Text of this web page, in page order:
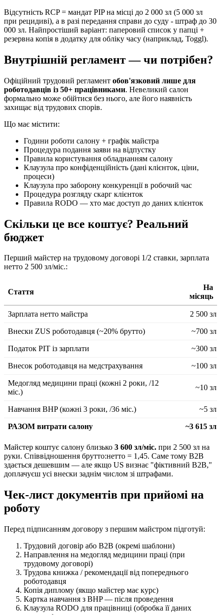
Відсутність RCP = мандат PIP на місці до 2 000 зл (5 000 зл
при рецидиві), а в разі передання справи до суду - штраф до 30
000 зл. Найпростіший варіант: паперовий список у папці +
резервна копія в додатку для обліку часу (наприклад, Toggl).
Внутрішній регламент — чи потрібен?
Офіційний трудовий регламент обов'язковий лише для
роботодавців із 50+ працівниками. Невеликий салон
формально може обійтися без нього, але його наявність
захищає від трудових спорів.
Що має містити:
Години роботи салону + графік майстра
Процедура подання заяви на відпустку
Правила користування обладнанням салону
Клаузула про конфіденційність (дані клієнток, ціни,
процеси)
Клаузула про заборону конкуренції в робочий час
Процедура розгляду скарг клієнток
Правила RODO — хто має доступ до даних клієнток
Скільки це все коштує? Реальний
бюджет
Перший майстер на трудовому договорі 1/2 ставки, зарплата
нетто 2 500 зл/міс.:
Стаття
На
місяць
Зарплата нетто майстра 2 500 зл
Внески ZUS роботодавця (~20% брутто) ~700 зл
Податок PIT із зарплати ~300 зл
Внесок роботодавця на медстрахування ~100 зл
Медогляд медицини праці (кожні 2 роки, /12
міс.)
~10 зл
Навчання BHP (кожні 3 роки, /36 міс.) ~5 зл
РАЗОМ витрати салону ~3 615 зл
Майстер коштує салону близько 3 600 зл/міс. при 2 500 зл на
руки. Співвідношення брутто:нетто = 1,45. Саме тому B2B
здається дешевшим — але якщо US визнає "фіктивний B2B,"
доплачуєш усі внески заднім числом зі штрафами.
Чек-лист документів при прийомі на
роботу
Перед підписанням договору з першим майстром підготуй:
Трудовий договір або B2B (окремі шаблони)
Направлення на медогляд медицини праці (при
трудовому договорі)
Трудова книжка / рекомендації від попереднього
роботодавця
Копія диплому (якщо майстер має курс)
Картка навчання з BHP — після проведення
Клаузула RODO для працівниці (обробка її даних